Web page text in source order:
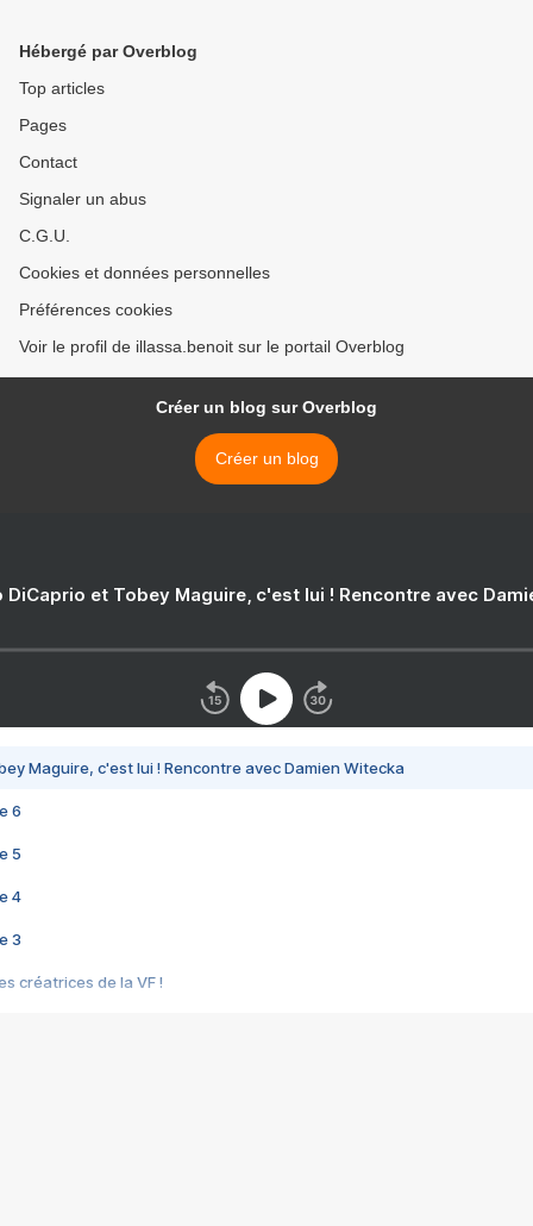
Boni Yayi
Hébergé par Overblog
Top articles
Pages
Contact
Signaler un abus
C.G.U.
Cookies et données personnelles
Préférences cookies
Voir le profil de illassa.benoit sur le portail Overblog
Créer un blog sur Overblog
Créer un blog
DiCaprio et Tobey Maguire, c'est lui ! Rencontre avec
Maguire, c'est lui ! Rencontre avec Damien Witecka
6
5
4
3
créatrices de la VF !